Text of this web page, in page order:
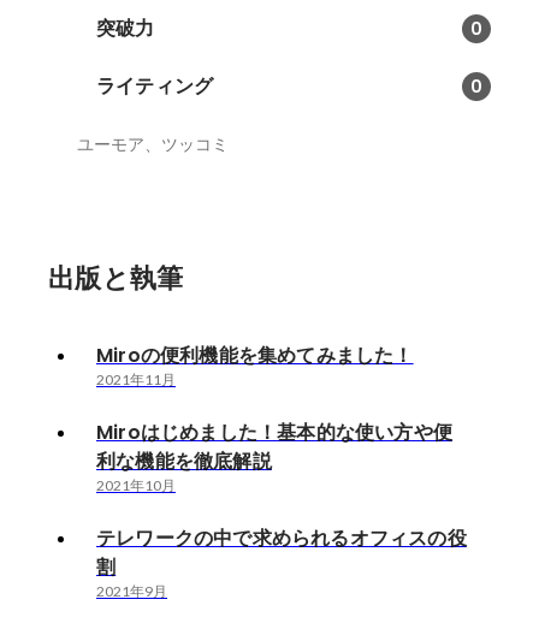
突破力 0
ライティング 0
ユーモア、ツッコミ
出版と執筆
Miroの便利機能を集めてみました！
2021年11月
Miroはじめました！基本的な使い方や便
利な機能を徹底解説
2021年10月
テレワークの中で求められるオフィスの役
割
2021年9月